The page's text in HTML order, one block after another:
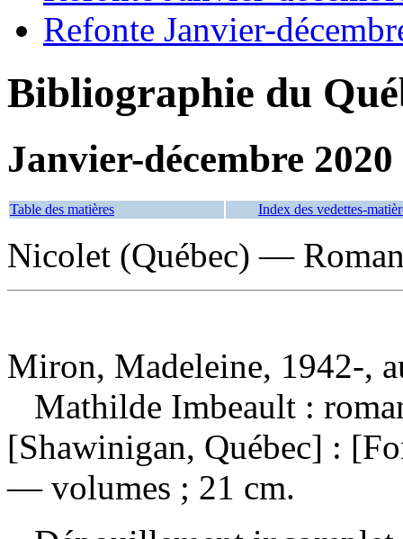
Refonte Janvier-
Bibliographie du
Janvier-décembre 2020
Table des matières Index des vedettes-
Nicolet (Québec) —
Miron, Madeleine, 1942-,
Mathilde Imbeault :
[Shawinigan, Québec] :
— volumes ; 21 cm.